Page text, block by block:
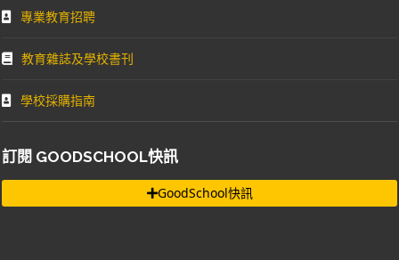
專業教育招聘
教育雜誌及學校書刊
學校採購指南
訂閱 GOODSCHOOL快訊
GoodSchool快訊